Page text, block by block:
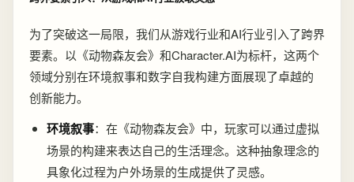
为了突破这一局限，我们从游戏行业和AI行业引入了跨界
要素。以《动物森友会》和Character.AI为标杆，这两个
领域分别在环境叙事和数字自我构建方面展现了卓越的
创新能力。
环境叙事：在《动物森友会》中，玩家可以通过虚拟
场景的构建来表达自己的生活理念。这种抽象理念的
具象化过程为户外场景的生成提供了灵感。